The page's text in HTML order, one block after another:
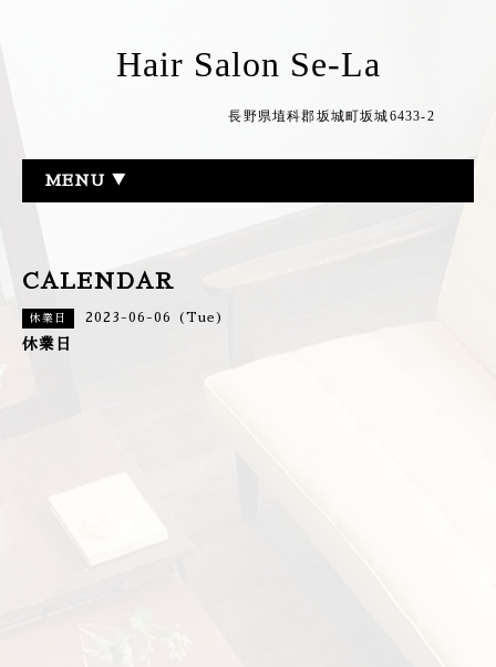
Hair Salon Se-La
長野県埴科郡坂城町坂城6433-2
MENU ▼
CALENDAR
休業日 2023-06-06 (Tue)
休業日